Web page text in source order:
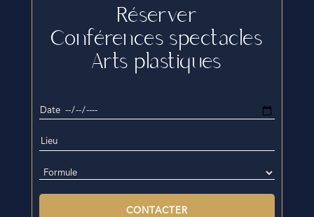
Réserver
Conférences spectacles
Arts plastiques